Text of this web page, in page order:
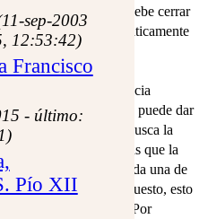
una búsqueda simple debe cerrar
al abrirlo pasa automáticamente
buscar, hay una diferencia
y la avanzada, que puede dar
la búsqueda simple busca la
en el cuadro, mientras que la
expresión y busca cada una de
que contenga. Por supuesto, esto
en la primera forma. Por
sep-2003
12:53:42)
Francisco
- último:
Pío XII